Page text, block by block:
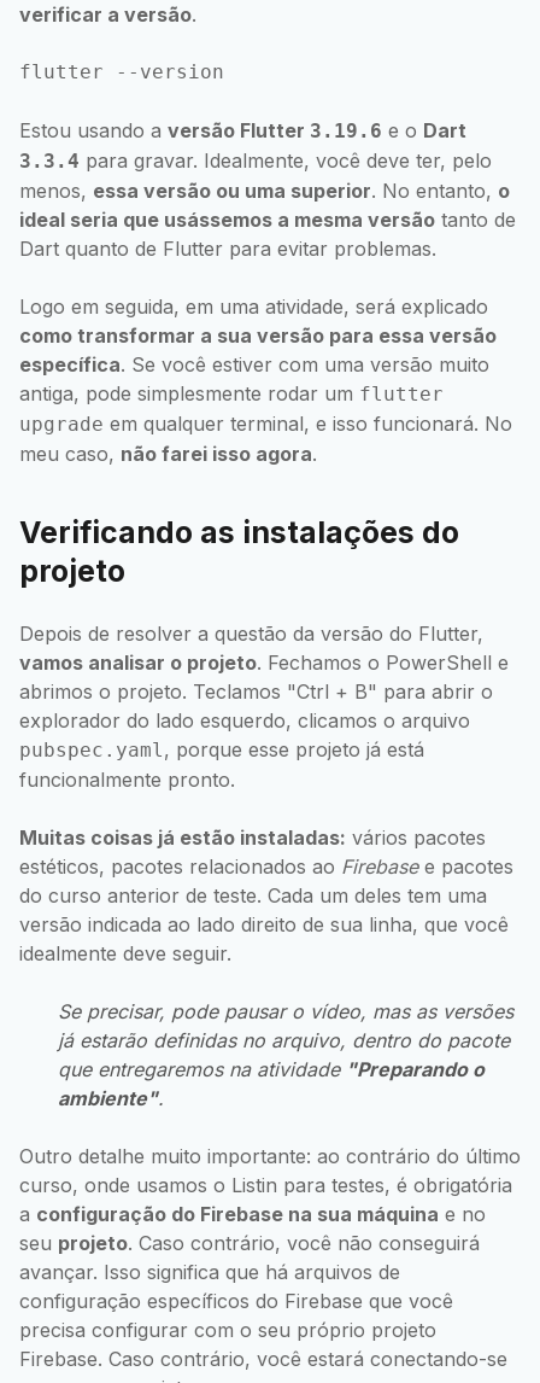
verificar a versão.
Estou usando a versão Flutter 3.19.6 e o Dart
3.3.4 para gravar. Idealmente, você deve ter, pelo
menos, essa versão ou uma superior. No entanto, o
ideal seria que usássemos a mesma versão tanto de
Dart quanto de Flutter para evitar problemas.
Logo em seguida, em uma atividade, será explicado
como transformar a sua versão para essa versão
específica. Se você estiver com uma versão muito
antiga, pode simplesmente rodar um flutter
upgrade em qualquer terminal, e isso funcionará. No
meu caso, não farei isso agora.
Verificando as instalações do
projeto
Depois de resolver a questão da versão do Flutter,
vamos analisar o projeto. Fechamos o PowerShell e
abrimos o projeto. Teclamos "Ctrl + B" para abrir o
explorador do lado esquerdo, clicamos o arquivo
pubspec.yaml , porque esse projeto já está
funcionalmente pronto.
Muitas coisas já estão instaladas: vários pacotes
estéticos, pacotes relacionados ao Firebasee pacotes
do curso anterior de teste. Cada um deles tem uma
versão indicada ao lado direito de sua linha, que você
idealmente deve seguir.
Se precisar, pode pausar o vídeo, mas as versões
já estarão definidas no arquivo, dentro do pacote
que entregaremos na atividade "Preparando o
ambiente".
Outro detalhe muito importante: ao contrário do último
curso, onde usamos o Listin para testes, é obrigatória
a configuração do Firebase na sua máquina e no
seu projeto. Caso contrário, você não conseguirá
avançar. Isso significa que há arquivos de
configuração específicos do Firebase que você
precisa configurar com o seu próprio projeto
Firebase. Caso contrário, você estará conectando-se